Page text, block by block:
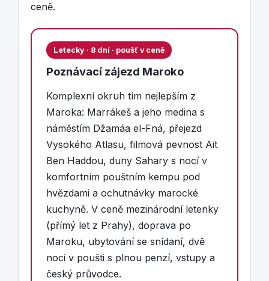
ceně.
Letecky · 8 dní · poušť v ceně
Poznávací zájezd Maroko
Komplexní okruh tím nejlepším z
Maroka: Marrákeš a jeho medina s
náměstím Džamáa el-Fná, přejezd
Vysokého Atlasu, filmová pevnost Ait
Ben Haddou, duny Sahary s nocí v
komfortním pouštním kempu pod
hvězdami a ochutnávky marocké
kuchyně. V ceně mezinárodní letenky
(přímý let z Prahy), doprava po
Maroku, ubytování se snídaní, dvě
noci v poušti s plnou penzí, vstupy a
český průvodce.